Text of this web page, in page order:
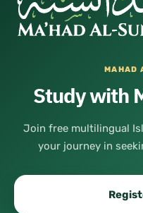
MAHAD
Study with
Join free multilingual
your journey in